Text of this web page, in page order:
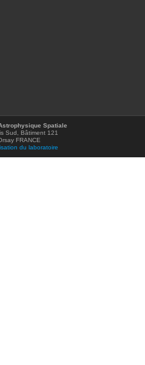
Spatiale
Sud, Bâtiment 121
FRANCE
du laboratoire